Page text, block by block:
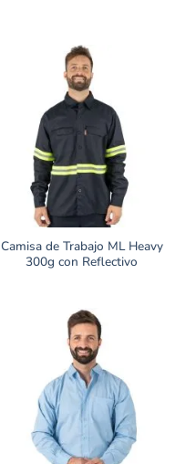
Camisa de Trabajo ML Heavy
300g con Reflectivo